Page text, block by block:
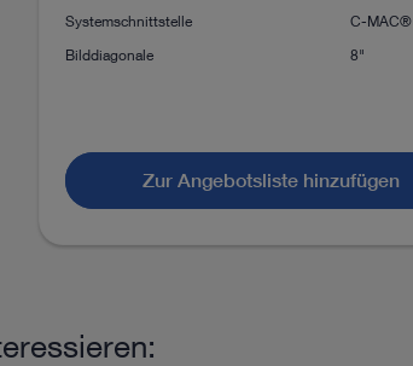
Systemschnittstelle
C-MAC®
Bilddiagonale
8"
Zur Angebotsliste hinzufügen